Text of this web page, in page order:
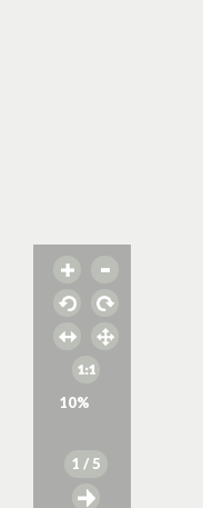
10%
1 / 5